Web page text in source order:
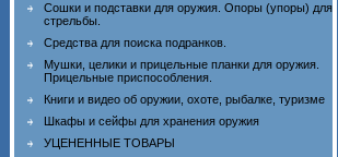
Сошки и подставки для оружия. Опоры (упоры) для
стрельбы.
Средства для поиска подранков.
Мушки, целики и прицельные планки для оружия.
Прицельные приспособления.
Книги и видео об оружии, охоте, рыбалке, туризме
Шкафы и сейфы для хранения оружия
УЦЕНЕННЫЕ ТОВАРЫ